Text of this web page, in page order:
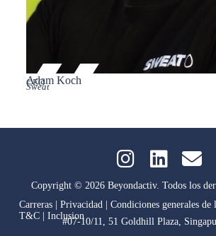
Adam Koch
CEO
Sweat
Copyright © 2026 Beyondactiv. Todos los
Carreras| Privacidad Condiciones generales de
T&C| Inclusion
#07-10/11, 51 Goldhill Plaza,